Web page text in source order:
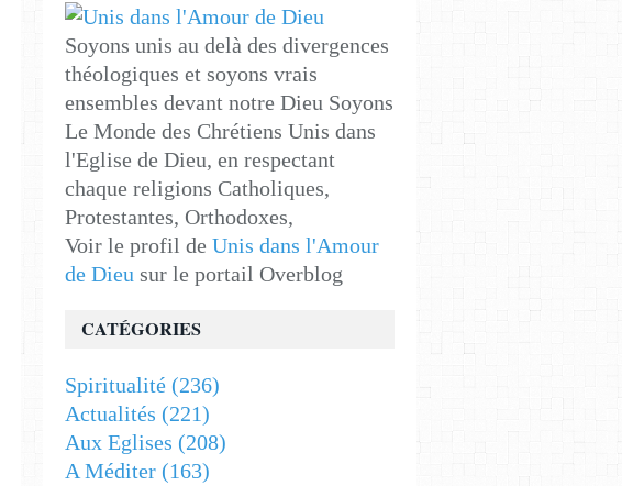
Soyons unis au delà des divergences
théologiques et soyons vrais
ensembles devant notre Dieu Soyons
Le Monde des Chrétiens Unis dans
l'Eglise de Dieu, en respectant
chaque religions Catholiques,
Protestantes, Orthodoxes,
Voir le profil de Unis dans l'Amour
de Dieu sur le portail Overblog
CATÉGORIES
Spiritualité (236)
Actualités (221)
Aux Eglises (208)
A Méditer (163)